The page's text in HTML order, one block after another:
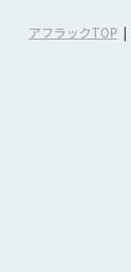
アフラックTOP